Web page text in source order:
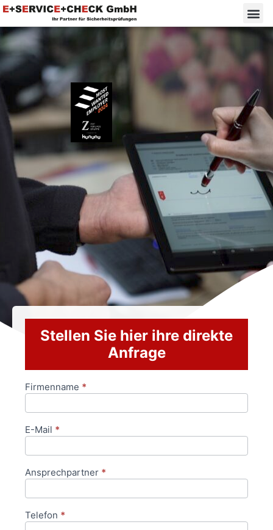
Stellen Sie hier ihre direkte
Anfrage
Anfrageformular
Firmenname *
E-Mail *
Ansprechpartner *
Telefon *